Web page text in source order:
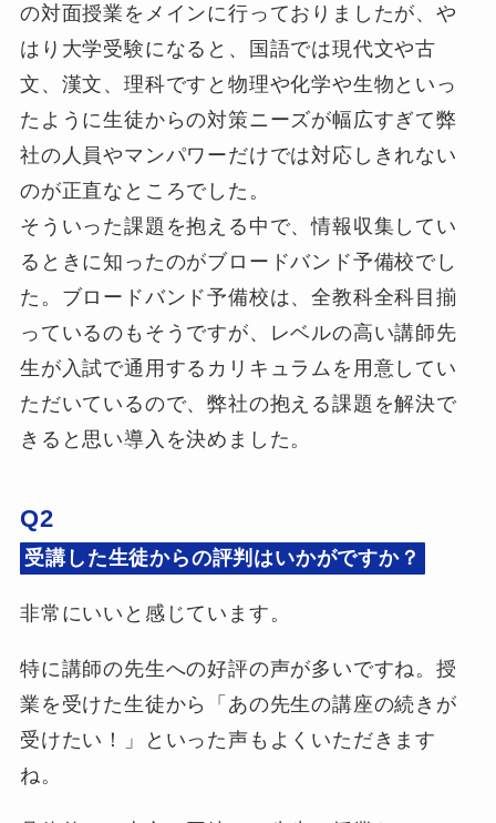
の対面授業をメインに行っておりましたが、や
はり大学受験になると、国語では現代文や古
文、漢文、理科ですと物理や化学や生物といっ
たように生徒からの対策ニーズが幅広すぎて弊
社の人員やマンパワーだけでは対応しきれない
のが正直なところでした。
そういった課題を抱える中で、情報収集してい
るときに知ったのがブロードバンド予備校でし
た。ブロードバンド予備校は、全教科全科目揃
っているのもそうですが、レベルの高い講師先
生が入試で通用するカリキュラムを用意してい
ただいているので、弊社の抱える課題を解決で
きると思い導入を決めました。
Q2
受講した生徒からの評判はいかがですか？
非常にいいと感じています。
特に講師の先生への好評の声が多いですね。授
業を受けた生徒から「あの先生の講座の続きが
受けたい！」といった声もよくいただきます
ね。